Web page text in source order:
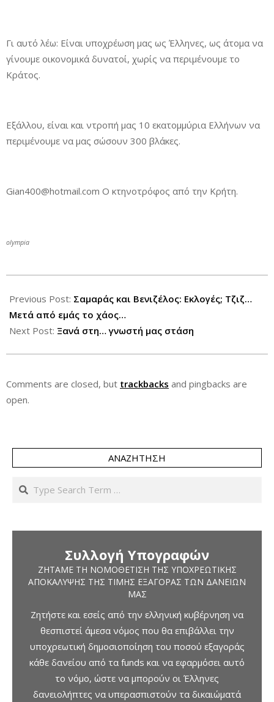
Γι αυτό λέω: Είναι υποχρέωση μας ως Έλληνες, ως άτομα να
γίνουμε οικονομικά δυνατοί, χωρίς να περιμένουμε το
Κράτος.
Εξάλλου, είναι και ντροπή μας 10 εκατομμύρια Ελλήνων να
περιμένουμε να μας σώσουν 300 βλάκες.
Gian400@hotmail.com Ο κτηνοτρόφος από την Κρήτη.
olympia
08-
03
Previous Post: Σαμαράς και Βενιζέλος: Εκλογές; Τζιζ…
Μετά από εμάς το χάος…
Next Post: Ξανά στη… γνωστή μας στάση
Comments are closed, but trackbacks and pingbacks are
open.
ΑΝΑΖΉΤΗΣΗ
Search
Συλλογή Υπογραφών
ΖΗΤΆΜΕ ΤΗ ΝΟΜΟΘΈΤΙΣΗ ΤΗΣ ΥΠΟΧΡΕΩΤΙΚΉΣ
ΑΠΟΚΆΛΥΨΗΣ ΤΗΣ ΤΙΜΉΣ ΕΞΑΓΟΡΆΣ ΤΩΝ ΔΑΝΕΊΩΝ
ΜΑΣ
Ζητήστε και εσείς από την ελληνική κυβέρνηση να
θεσπιστεί άμεσα νόμος που θα επιβάλλει την
υποχρεωτική δημοσιοποίηση του ποσού εξαγοράς
κάθε δανείου από τα funds και να εφαρμόσει αυτό
το νόμο, ώστε να μπορούν οι Έλληνες
δανειολήπτες να υπερασπιστούν τα δικαιώματά